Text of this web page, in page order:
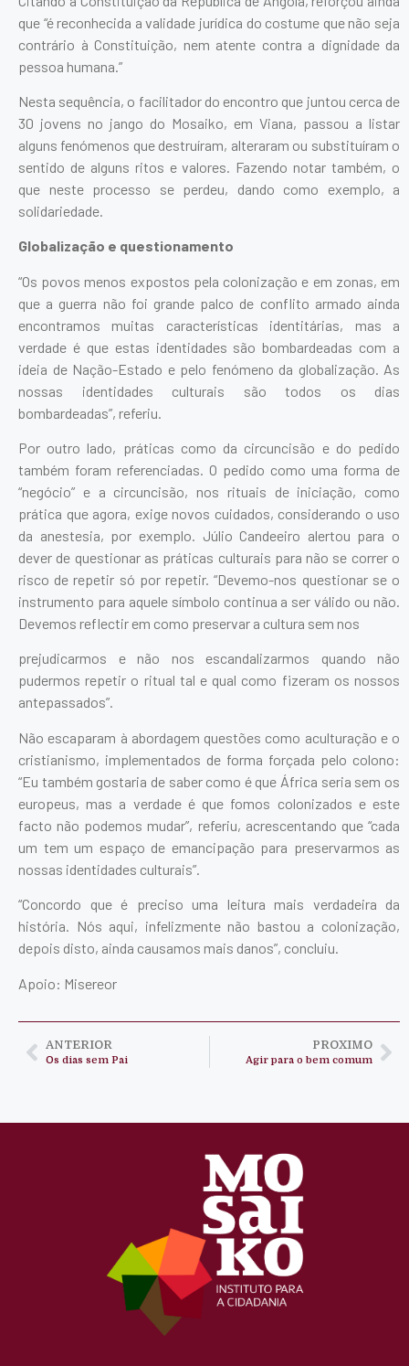
que “é reconhecida a validade jurídica do costume que não seja
contrário à Constituição, nem atente contra a dignidade da
pessoa humana.”
Nesta sequência, o facilitador do encontro que juntou cerca de
30 jovens no jango do Mosaiko, em Viana, passou a listar
alguns fenómenos que destruíram, alteraram ou substituíram o
sentido de alguns ritos e valores. Fazendo notar também, o
que neste processo se perdeu, dando como exemplo, a
solidariedade.
Globalização e questionamento
“Os povos menos expostos pela colonização e em zonas, em
que a guerra não foi grande palco de conflito armado ainda
encontramos muitas características identitárias, mas a
verdade é que estas identidades são bombardeadas com a
ideia de Nação-Estado e pelo fenómeno da globalização. As
nossas identidades culturais são todos os dias
bombardeadas”, referiu.
Por outro lado, práticas como da circuncisão e do pedido
também foram referenciadas. O pedido como uma forma de
“negócio” e a circuncisão, nos rituais de iniciação, como
prática que agora, exige novos cuidados, considerando o uso
da anestesia, por exemplo. Júlio Candeeiro alertou para o
dever de questionar as práticas culturais para não se correr o
risco de repetir só por repetir. “Devemo-nos questionar se o
instrumento para aquele símbolo continua a ser válido ou não.
Devemos reflectir em como preservar a cultura sem nos
prejudicarmos e não nos escandalizarmos quando não
pudermos repetir o ritual tal e qual como fizeram os nossos
antepassados”.
Não escaparam à abordagem questões como aculturação e o
cristianismo, implementados de forma forçada pelo colono:
“Eu também gostaria de saber como é que África seria sem os
europeus, mas a verdade é que fomos colonizados e este
facto não podemos mudar”, referiu, acrescentando que “cada
um tem um espaço de emancipação para preservarmos as
nossas identidades culturais”.
“Concordo que é preciso uma leitura mais verdadeira da
história. Nós aqui, infelizmente não bastou a colonização,
depois disto, ainda causamos mais danos”, concluiu.
Apoio: Misereor
ANTERIOR
Os dias sem Pai
PROXIMO
Agir para o bem comum